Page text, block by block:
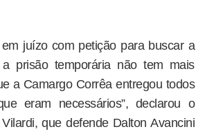
em juízo com petição para buscar a
a prisão temporária não tem mais
a Camargo Corrêa entregou todos
eram necessários”, declarou o
que defende Dalton Avancini